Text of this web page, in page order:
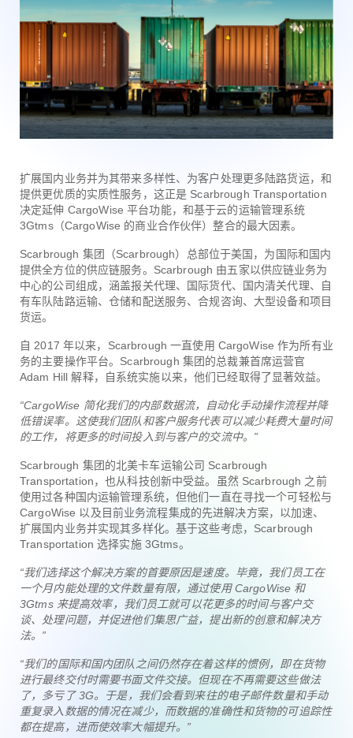
扩展国内业务并为其带来多样性、为客户处理更多陆路货运，和
提供更优质的实质性服务，这正是 Scarbrough Transportation
决定延伸 CargoWise 平台功能，和基于云的运输管理系统
3Gtms（CargoWise 的商业合作伙伴）整合的最大因素。
Scarbrough 集团（Scarbrough）总部位于美国，为国际和国内
提供全方位的供应链服务。Scarbrough 由五家以供应链业务为
中心的公司组成，涵盖报关代理、国际货代、国内清关代理、自
有车队陆路运输、仓储和配送服务、合规咨询、大型设备和项目
货运。
自 2017 年以来，Scarbrough 一直使用 CargoWise 作为所有业
务的主要操作平台。Scarbrough 集团的总裁兼首席运营官
Adam Hill 解释，自系统实施以来，他们已经取得了显著效益。
“CargoWise 简化我们的内部数据流，自动化手动操作流程并降
低错误率。这使我们团队和客户服务代表可以减少耗费大量时间
的工作，将更多的时间投入到与客户的交流中。”
Scarbrough 集团的北美卡车运输公司 Scarbrough
Transportation，也从科技创新中受益。虽然 Scarbrough 之前
使用过各种国内运输管理系统，但他们一直在寻找一个可轻松与
CargoWise 以及目前业务流程集成的先进解决方案，以加速、
扩展国内业务并实现其多样化。基于这些考虑，Scarbrough
Transportation 选择实施 3Gtms。
“我们选择这个解决方案的首要原因是速度。毕竟，我们员工在
一个月内能处理的文件数量有限，通过使用 CargoWise 和
3Gtms 来提高效率，我们员工就可以花更多的时间与客户交
谈、处理问题，并促进他们集思广益，提出新的创意和解决方
法。”
“我们的国际和国内团队之间仍然存在着这样的惯例，即在货物
进行最终交付时需要书面文件交接。但现在不再需要这些做法
了，多亏了 3G。于是，我们会看到来往的电子邮件数量和手动
重复录入数据的情况在减少，而数据的准确性和货物的可追踪性
都在提高，进而使效率大幅提升。”